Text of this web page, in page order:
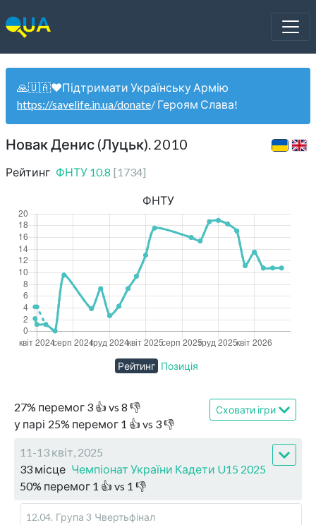
🙏🇺🇦❤️Підтримати Українську Армію
https://savelife.in.ua/donate/ Героям Слава!
Новак Денис (Луцьк). 2010
Рейтинг ФНТУ 10.8 [1734]
27% перемог 3 👍 vs 8 👎
у парі 25% перемог 1 👍 vs 3👎
Сховати ігри
11-13 квіт, 2025
33 місце Чемпіонат України Кадети U15 2025
50% перемог 1 👍 vs 1 👎
12.04. Група 3 Чвертьфінал
ФНТУ
Рейтинг Позиція